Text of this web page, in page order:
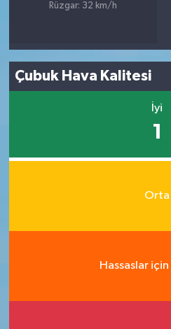
Rüzgar: 32 km/h
Çubuk Hava Kalitesi
İyi
1
Orta
Hassaslar için